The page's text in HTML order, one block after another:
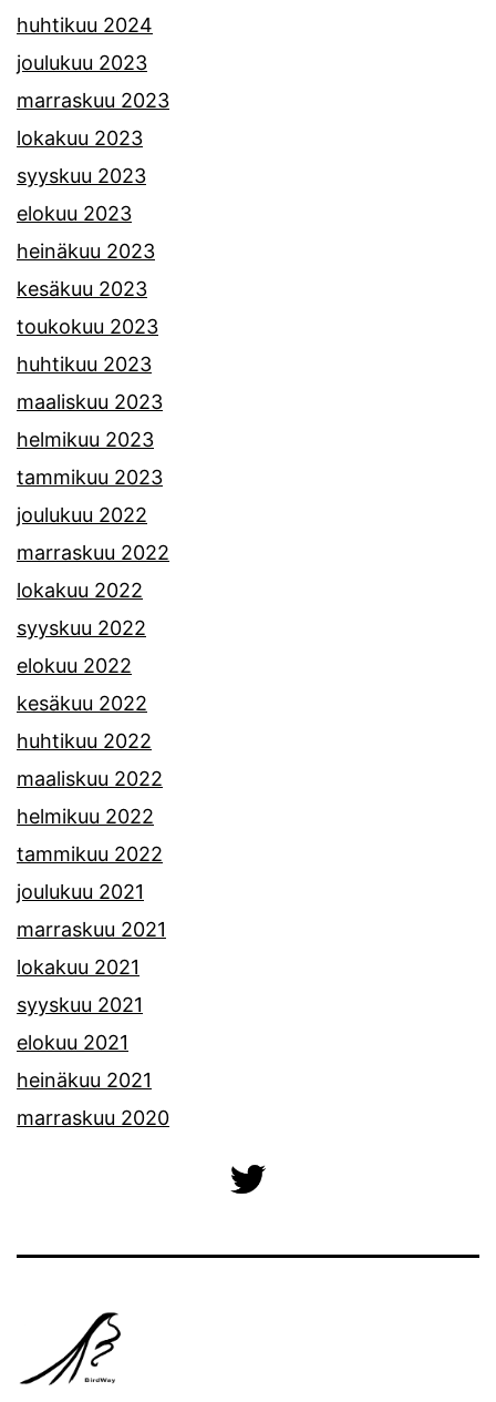
huhtikuu 2024
joulukuu 2023
marraskuu 2023
lokakuu 2023
syyskuu 2023
elokuu 2023
heinäkuu 2023
kesäkuu 2023
toukokuu 2023
huhtikuu 2023
maaliskuu 2023
helmikuu 2023
tammikuu 2023
joulukuu 2022
marraskuu 2022
lokakuu 2022
syyskuu 2022
elokuu 2022
kesäkuu 2022
huhtikuu 2022
maaliskuu 2022
helmikuu 2022
tammikuu 2022
joulukuu 2021
marraskuu 2021
lokakuu 2021
syyskuu 2021
elokuu 2021
heinäkuu 2021
marraskuu 2020